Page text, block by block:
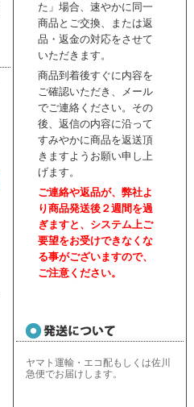
た」場合、速やかに同一
商品とご交換、または返
品・返金の対応をさせて
いただきます。
商品到着後すぐに内容を
ご確認いただき、
メール
でご連絡ください。 その
後、返信の内容に沿って
すみやかに商品を返送頂
きますようお願い申し上
げます。
ご連絡や返品が、弊社よ
り商品発送後２週間を過
ぎますと、 システム上ご
要望をお受けできなくな
る事がございますので、
ご注意ください。
ヤマト運輸・エコ配もしくは佐川
急便でお届けします。